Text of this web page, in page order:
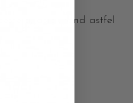
asigurand astfel